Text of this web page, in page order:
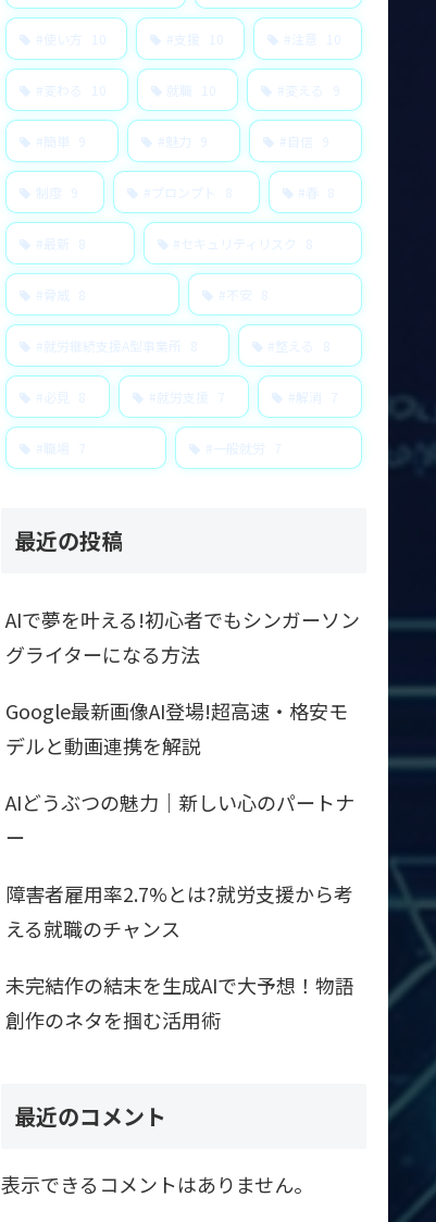
#使い方 10 #支援 10 #注意 10
#変わる 10 就職 10 #変える 9
#簡単 9 #魅力 9 #自信 9
制度 9 #プロンプト 8 #春 8
#最新 8 #セキュリティリスク 8
#脅威 8 #不安 8
#就労継続支援A型事業所 8 #整える 8
#必見 8 #就労支援 7 #解消 7
#職場 7 #一般就労 7
最近の投稿
AIで夢を叶える!初心者でもシンガーソン
グライターになる方法
Google最新画像AI登場!超高速・格安モ
デルと動画連携を解説
AIどうぶつの魅力｜新しい心のパートナ
ー
障害者雇用率2.7%とは?就労支援から考
える就職のチャンス
未完結作の結末を生成AIで大予想！物語
創作のネタを掴む活用術
最近のコメント
表示できるコメントはありません。